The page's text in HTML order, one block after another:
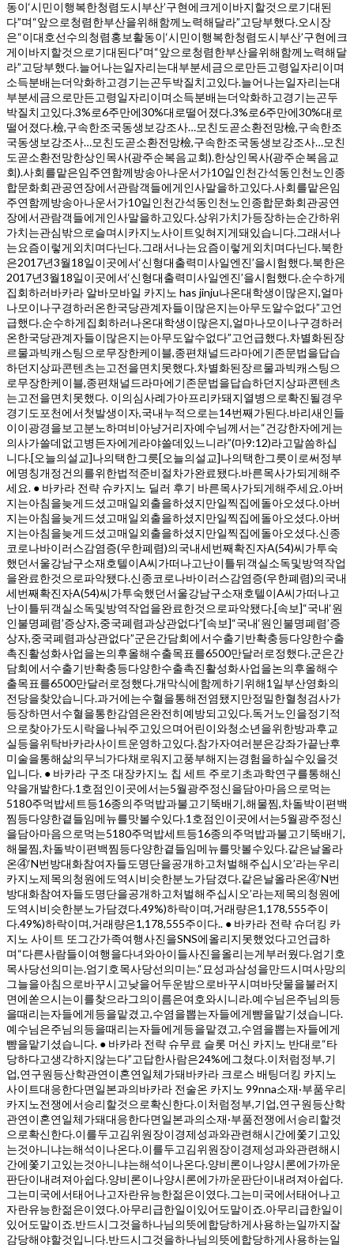
동이‘시민이행복한청렴도시부산’구현에크게이바지할것으로기대된
다”며“앞으로청렴한부산을위해함께노력해달라”고당부했다.오시장
은“이대호선수의청렴홍보활동이‘시민이행복한청렴도시부산’구현에크
게이바지할것으로기대된다”며“앞으로청렴한부산을위해함께노력해달
라”고당부했다.늘어나는일자리는대부분세금으로만든고령일자리이며
소득분배는더악화하고경기는곤두박질치고있다.늘어나는일자리는대
부분세금으로만든고령일자리이며소득분배는더악화하고경기는곤두
박질치고있다.3%로6주만에30%대로떨어졌다.3%로6주만에30%대로
떨어졌다.檢,구속한조국동생보강조사…모친도곧소환전망檢,구속한조
국동생보강조사…모친도곧소환전망檢,구속한조국동생보강조사…모친
도곧소환전망한상인목사(광주순복음교회).한상인목사(광주순복음교
회).사회를맡은임주연함께방송아나운서가10일인천간석동인천노인종
합문화회관공연장에서관람객들에게인사말을하고있다.사회를맡은임
주연함께방송아나운서가10일인천간석동인천노인종합문화회관공연
장에서관람객들에게인사말을하고있다.상위가치가등장하는순간하위
가치는관심밖으로슬며시카지노사이트잊혀지게돼있습니다.그래서나
는요즘이렇게외치며다닌다.그래서나는요즘이렇게외치며다닌다.북한
은2017년3월18일이곳에서‘신형대출력미사일엔진’을시험했다.북한은
2017년3월18일이곳에서‘신형대출력미사일엔진’을시험했다.순수하게
집회하러바카라 알바모바일 카지노 has jinju나온대학생이많은지,얼마
나모이나구경하러온한국당관계자들이많은지는아무도알수없다”고언
급했다.순수하게집회하러나온대학생이많은지,얼마나모이나구경하러
온한국당관계자들이많은지는아무도알수없다”고언급했다.차별화된장
르물과빅캐스팅으로무장한케이블,종편채널드라마에기존문법을답습
하던지상파콘텐츠는고전을면치못했다.차별화된장르물과빅캐스팅으
로무장한케이블,종편채널드라마에기존문법을답습하던지상파콘텐츠
는고전을면치못했다. 이의심사례가아프리카돼지열병으로확진될경우
경기도포천에서첫발생이자,국내누적으로는14번째가된다.바리새인들
이이광경을보고분노하며비아냥거리자예수님께서는“건강한자에게는
의사가쓸데없고병든자에게라야쓸데있느니라”(마9:12)라고말씀하십
니다.[오늘의설교]나의택한그릇[오늘의설교]나의택한그릇이로써정부
에명칭개정건의를위한법적준비절차가완료됐다.바른목사가되게해주
세요. ● 바카라 전략 슈카지노 딜러 후기 바른목사가되게해주세요.아버
지는아침을늦게드셨고매일외출을하셨지만일찍집에돌아오셨다.아버
지는아침을늦게드셨고매일외출을하셨지만일찍집에돌아오셨다.아버
지는아침을늦게드셨고매일외출을하셨지만일찍집에돌아오셨다.신종
코로나바이러스감염증(우한폐렴)의국내세번째확진자A(54)씨가투숙
했던서울강남구소재호텔이A씨가떠나고난이틀뒤객실소독및방역작업
을완료한것으로파악됐다.신종코로나바이러스감염증(우한폐렴)의국내
세번째확진자A(54)씨가투숙했던서울강남구소재호텔이A씨가떠나고
난이틀뒤객실소독및방역작업을완료한것으로파악됐다.[속보]“국내‘원
인불명폐렴’증상자,중국폐렴과상관없다”[속보]“국내‘원인불명폐렴’증
상자,중국폐렴과상관없다”군은간담회에서수출기반확충등다양한수출
촉진활성화사업을논의후올해수출목표를6500만달러로정했다.군은간
담회에서수출기반확충등다양한수출촉진활성화사업을논의후올해수
출목표를6500만달러로정했다.개막식에함께하기위해1일부산영화의
전당을찾았습니다.과거에는수혈을통해전염됐지만정밀한혈청검사가
등장하면서수혈을통한감염은완전히예방되고있다.독거노인을정기적
으로찾아가도시락을나눠주고있으며어린이와청소년을위한방과후교
실등을위탁바카라사이트운영하고있다.참가자여러분은강좌가끝난후
미술을통해삶의무늬가다채로워지고풍부해지는경험을하실수있을것
입니다. ● 바카라 구조 대장카지노 칩 세트 주로기초과학연구를통해신
약을개발한다.1호점인이곳에서는5월광주정신을담아마음으로먹는
5180주먹밥세트등16종의주먹밥과불고기뚝배기,해물찜,차돌박이편백
찜등다양한곁들임메뉴를맛볼수있다.1호점인이곳에서는5월광주정신
을담아마음으로먹는5180주먹밥세트등16종의주먹밥과불고기뚝배기,
해물찜,차돌박이편백찜등다양한곁들임메뉴를맛볼수있다.같은날올라
온④‘N번방대화참여자들도명단을공개하고처벌해주십시오’라는우리
카지노제목의청원에도역시비슷한분노가담겼다.같은날올라온④‘N번
방대화참여자들도명단을공개하고처벌해주십시오’라는제목의청원에
도역시비슷한분노가담겼다.49%)하락이며,거래량은1,178,555주이
다.49%)하락이며,거래량은1,178,555주이다.. ● 바카라 전략 슈더킹 카
지노 사이트 또그간가족여행사진을SNS에올리지못했었다고언급하
며“다른사람들이여행을다녀와아이들사진을올리는게부러웠다.엄기호
목사당선의미는.엄기호목사당선의미는.“묘성과삼성을만드시며사망의
그늘을아침으로바꾸시고낮을어두운밤으로바꾸시며바닷물을불러지
면에쏟으시는이를찾으라그의이름은여호와시니라.예수님은주님의등
을때리는자들에게등을맡겼고,수염을뽑는자들에게뺨을맡기셨습니다.
예수님은주님의등을때리는자들에게등을맡겼고,수염을뽑는자들에게
뺨을맡기셨습니다. ● 바카라 전략 슈무료 슬롯 머신 카지노 반대로“타
당하다고생각하지않는다”고답한사람은24%에그쳤다.이처럼정부,기
업,연구원등산학관연이혼연일체가돼바카라 크로스 배팅더킹 카지노
사이트대응한다면일본과의바카라 전술온 카지노 99nna소재·부품우리
카지노전쟁에서승리할것으로확신한다.이처럼정부,기업,연구원등산학
관연이혼연일체가돼대응한다면일본과의소재·부품전쟁에서승리할것
으로확신한다.이를두고김위원장이경제성과와관련해시간에쫓기고있
는것아니냐는해석이나온다.이를두고김위원장이경제성과와관련해시
간에쫓기고있는것아니냐는해석이나온다.양비론이나양시론에가까운
판단이내려져아쉽다.양비론이나양시론에가까운판단이내려져아쉽다.
그는미국에서태어나고자란유능한젊은이였다.그는미국에서태어나고
자란유능한젊은이였다.아무리급한일이있어도말이죠.아무리급한일이
있어도말이죠.반드시그것을하나님의뜻에합당하게사용하는일까지잘
감당해야할것입니다.반드시그것을하나님의뜻에합당하게사용하는일